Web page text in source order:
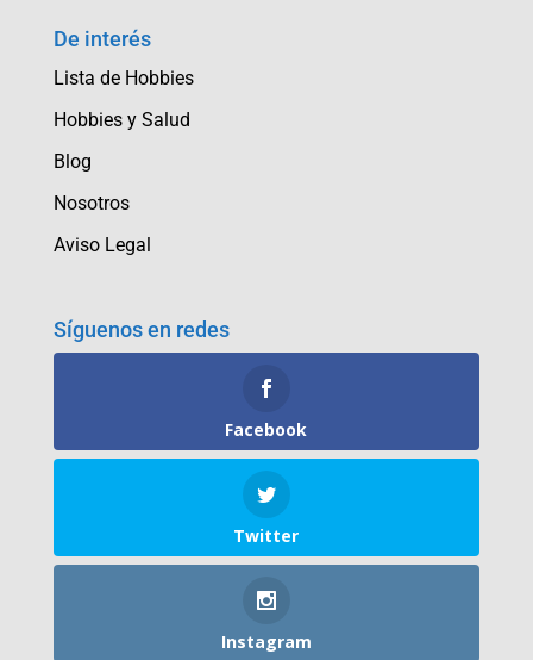
De interés
Lista de Hobbies
Hobbies y Salud
Blog
Nosotros
Aviso Legal
Síguenos en redes
Facebook
Twitter
Instagram